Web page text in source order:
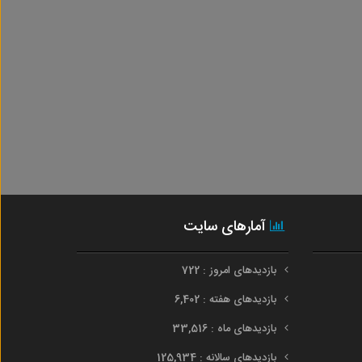
آمارهای سایت
بازدیدهای امروز : 722
بازدیدهای هفته : 6,402
بازدیدهای ماه : 33,516
بازدیدهای سالانه : 125,934